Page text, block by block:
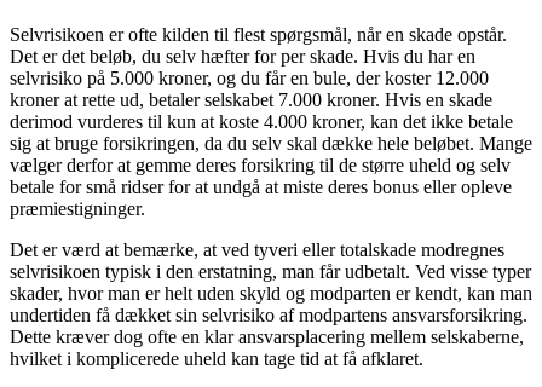
Selvrisikoen er ofte kilden til flest spørgsmål, når en skade opstår.
Det er det beløb, du selv hæfter for per skade. Hvis du har en
selvrisiko på 5.000 kroner, og du får en bule, der koster 12.000
kroner at rette ud, betaler selskabet 7.000 kroner. Hvis en skade
derimod vurderes til kun at koste 4.000 kroner, kan det ikke betale
sig at bruge forsikringen, da du selv skal dække hele beløbet. Mange
vælger derfor at gemme deres forsikring til de større uheld og selv
betale for små ridser for at undgå at miste deres bonus eller opleve
præmiestigninger.
Det er værd at bemærke, at ved tyveri eller totalskade modregnes
selvrisikoen typisk i den erstatning, man får udbetalt. Ved visse typer
skader, hvor man er helt uden skyld og modparten er kendt, kan man
undertiden få dækket sin selvrisiko af modpartens ansvarsforsikring.
Dette kræver dog ofte en klar ansvarsplacering mellem selskaberne,
hvilket i komplicerede uheld kan tage tid at få afklaret.